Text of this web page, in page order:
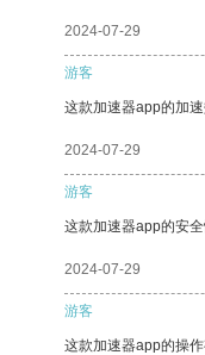
2024-07-29
游客
这款加速器app的加
2024-07-29
游客
这款加速器app的安
2024-07-29
游客
这款加速器app的操